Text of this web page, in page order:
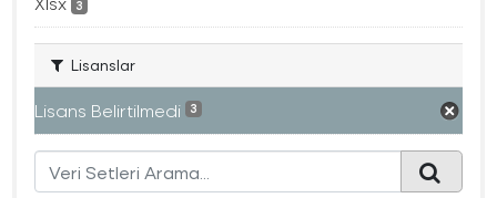
3
Lisanslar
Lisans Belirtilmedi 3